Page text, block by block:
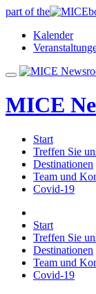
part of the
Kalender
MICE
Start
Treffen Sie
Destinationen
Team und
Covid-19
Start
Treffen Sie
Destinationen
Team und
Covid-19